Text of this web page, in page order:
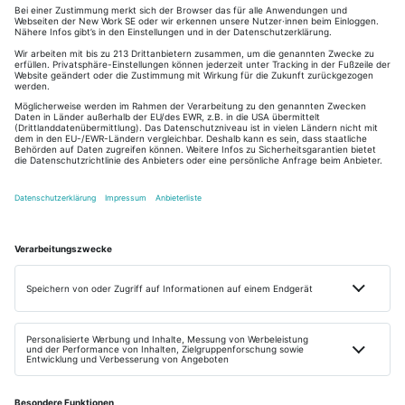
Suchen bis zum Gewinnen neuer Mitarbeiter·innen.
In unseren Online-Kursen zeigen wir Ihnen Schritt
für Schritt wie Sie das Beste aus Ihrem onlyfy
Bewerbungsmanager herausholen. Nehmen Sie
Ihren Recruiting-Erfolg selbst in die Hand.
Das neue KI-gestützte Reporting im onlyfy
Bewerbungsmanager (Aufzeichnung)
Aufzeichnung vom 21.04.2026